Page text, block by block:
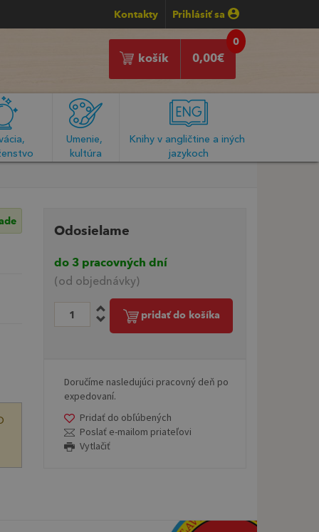
Kontakty Prihlásiť sa
0
0,00€
košík
Umenie,
kultúra
Knihy v angličtine a iných
jazykoch
Odosielame
do 3 pracovných dní
(od objednávky)
pridať do košíka
Doručíme nasledujúci pracovný deň po
expedovaní.
Pridať do obľúbených
Poslať e-mailom priateľovi
Vytlačiť